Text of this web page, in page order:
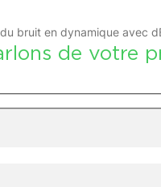
bruit en dynamique avec
de votre